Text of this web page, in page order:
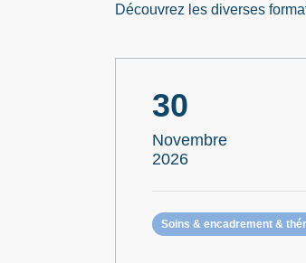
Découvrez les diverses
30
Novembre
2026
Soins & encadrement &